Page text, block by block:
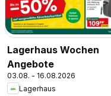
Lagerhaus Wochen
Angebote
03.08. - 16.08.2026
Lagerhaus